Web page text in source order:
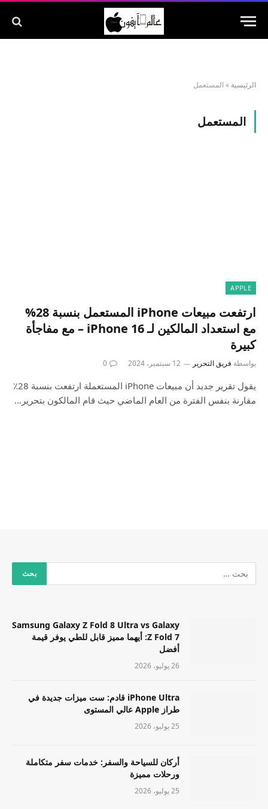
الرئيسية » المستعمل
المستعمل
APPLE
ارتفعت مبيعات iPhone المستعمل بنسبة 28%
مع استعداد المالكين لـ iPhone 16 – مع مفاجأة
كبيرة
بواسطة فريق التحرير 12 سبتمبر، 2024 0
يقول تقرير جديد أن مبيعات iPhone المستعملة ارتفعت بنسبة 28٪
مقارنة بنفس الفترة من العام الماضي حيث قام المالكون بتحرير…
Samsung Galaxy Z Fold 8 Ultra vs Galaxy
Z Fold 7: أيهما مميز قابل للطي يوفر قيمة
أفضل
26 يوليو، 2026
iPhone Ultra قادم: ست ميزات جديدة في
طراز Apple عالي المستوى
25 يوليو، 2026
أركان للسياحة والسفر: خدمات سفر متكاملة
ورحلات مميزة
25 يوليو، 2026